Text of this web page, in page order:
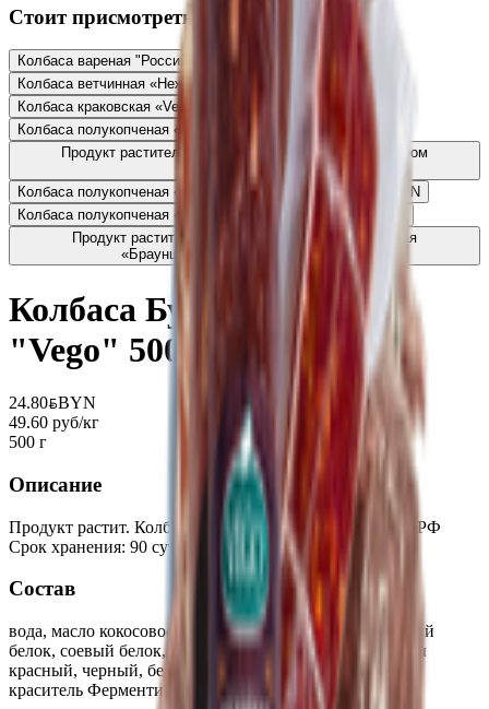
Стоит присмотреться
Колбаса вареная "Российская" "Vego" 500 гр.
BYN
Колбаса ветчинная «Нежная» «Vego»
Колбаса краковская «Vego»
Колбаса полукопченая «Московская» «Vego»
Продукт растительный Колбаса полукопченая с сыром
BYN
Колбаса полукопченая «Сервелат Финский» Vego
BYN
Колбаса полукопченая «Деликатесная» «Vego»34.90
Продукт растительный Колбаса вяленая полусухая
«Брауншвейгская» «Vego»
34.90 BYN
Колбаса Бутербродная
"Vego" 500 гр. РФ
24.80BYNBYN
49.60 руб/кг
500 г
Описание
Продукт растит. Колбаса Бутербродная "Vego" 500 гр. РФ
Срок хранения: 90 суток при t +2 +6 Россия
Состав
вода, масло кокосовое, масло подсолнечное, пшеничный
белок, соевый белок, мускатный орех, кориандр, перцы
красный, черный, белый, паприка, тмин, соль морская,
краситель Ферментированный рис.